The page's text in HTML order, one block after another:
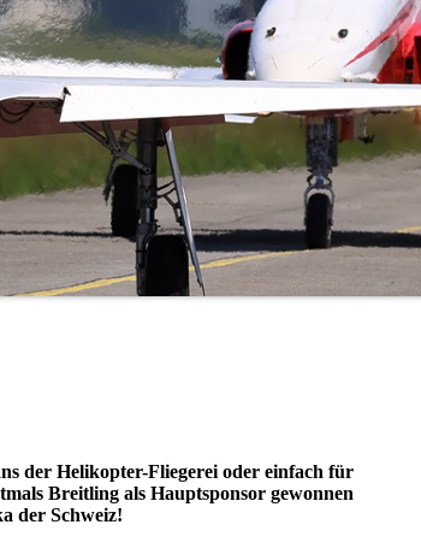
der Helikopter-Fliegerei oder einfach für
Breitling als Hauptsponsor gewonnen
der Schweiz!